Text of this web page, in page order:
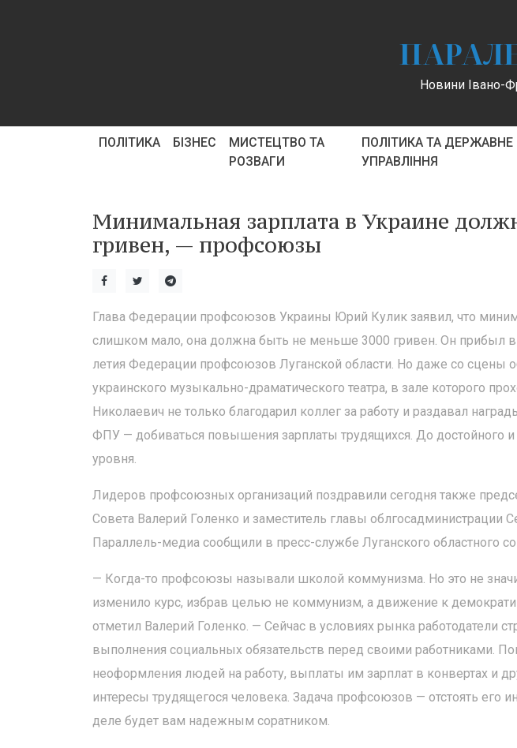
Новини Івано-
ПОЛІТИКА БІЗНЕС
МИСТЕЦТВО ТА
РОЗВАГИ
ПОЛІТИКА ТА ДЕРЖАВНЕ
УПРАВЛІННЯ
Минимальная зарплата в Украине
гривен, — профсоюзы
Глава Федерации профсоюзов Украины Юрий Кулик заявил, что
слишком мало, она должна быть не меньше 3000 гривен. Он прибыл в
летия Федерации профсоюзов Луганской области. Но даже со сцены
украинского музыкально-драматического театра, в зале которого
Николаевич не только благодарил коллег за работу и раздавал
ФПУ — добиваться повышения зарплаты трудящихся. До достойного
уровня.
Лидеров профсоюзных организаций поздравили сегодня также
Совета Валерий Голенко и заместитель главы облгосадминистрации
Параллель-медиа сообщили в пресс-службе Луганского областного
— Когда-то профсоюзы называли школой коммунизма. Но это не
изменило курс, избрав целью не коммунизм, а движение к
отметил Валерий Голенко. — Сейчас в условиях рынка работодатели
выполнения социальных обязательств перед своими работниками.
неоформления людей на работу, выплаты им зарплат в конвертах и
интересы трудящегося человека. Задача профсоюзов — отстоять его
деле будет вам надежным соратником.